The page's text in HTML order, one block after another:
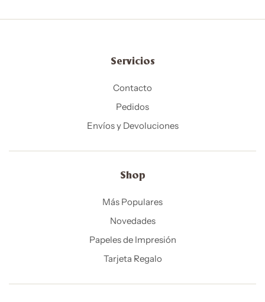
Servicios
Contacto
Pedidos
Envíos y Devoluciones
Shop
Más Populares
Novedades
Papeles de Impresión
Tarjeta Regalo